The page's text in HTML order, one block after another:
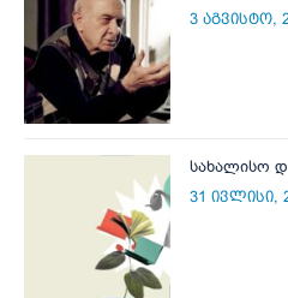
3 აგვისტო,
სახალისო
31 ივლისი,